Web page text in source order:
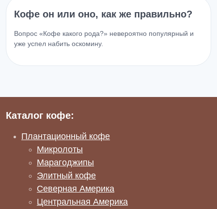
Кофе он или оно, как же правильно?
Вопрос «Кофе какого рода?» невероятно популярный и
уже успел набить оскомину.
Каталог кофе:
Плантационный кофе
Микролоты
Марагоджипы
Элитный кофе
Северная Америка
Центральная Америка